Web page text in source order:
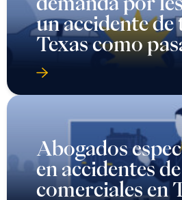
un accidente de
Texas como
Abogados
en accidentes
comerciales en